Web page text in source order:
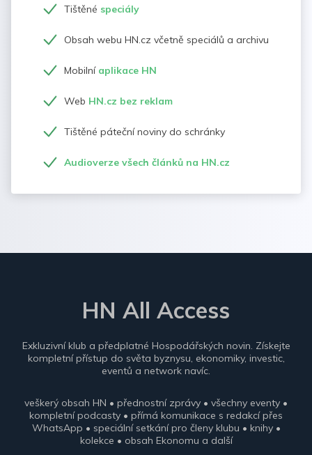
Tištěné speciály
Obsah webu HN.cz včetně speciálů a archivu
Mobilní aplikace HN
Web HN.cz bez reklam
Tištěné páteční noviny do schránky
Audioverze všech článků na HN.cz
HN All Access
Exkluzivní klub a předplatné Hospodářských novin. Získejte
kompletní přístup do světa byznysu, ekonomiky, investic,
eventů a network navíc.
veškerý obsah HN • přednostní zprávy • všechny eventy •
kompletní podcasty • přímá komunikace s redakcí přes
WhatsApp • speciální setkání pro členy klubu • knihy •
kolekce • obsah Ekonomu a další